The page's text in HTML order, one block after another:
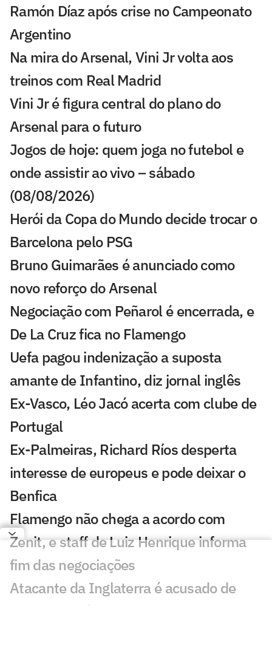
Ramón Díaz após crise no Campeonato
Argentino
Na mira do Arsenal, Vini Jr volta aos
treinos com Real Madrid
Vini Jr é figura central do plano do
Arsenal para o futuro
Jogos de hoje: quem joga no futebol e
onde assistir ao vivo – sábado
(08/08/2026)
Herói da Copa do Mundo decide trocar o
Barcelona pelo PSG
Bruno Guimarães é anunciado como
novo reforço do Arsenal
Negociação com Peñarol é encerrada, e
De La Cruz fica no Flamengo
Uefa pagou indenização a suposta
amante de Infantino, diz jornal inglês
Ex-Vasco, Léo Jacó acerta com clube de
Portugal
Ex-Palmeiras, Richard Ríos desperta
interesse de europeus e pode deixar o
Benfica
Flamengo não chega a acordo com
Zenit, e staff de Luiz Henrique informa
fim das negociações
Atacante da Inglaterra é acusado de
agressão após incidente em Londres